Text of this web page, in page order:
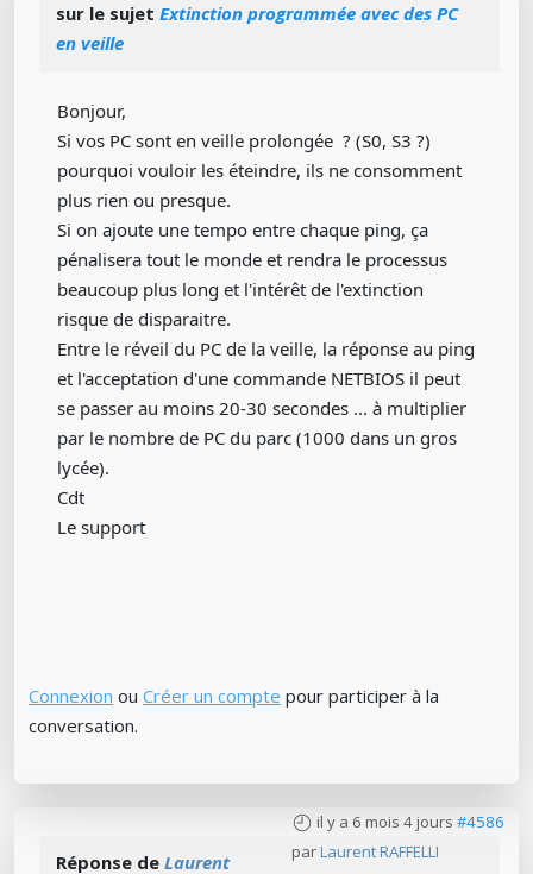
sur le sujet Extinction programmée avec des PC
en veille
Bonjour,
Si vos PC sont en veille prolongée ? (S0, S3 ?)
pourquoi vouloir les éteindre, ils ne consomment
plus rien ou presque.
Si on ajoute une tempo entre chaque ping, ça
pénalisera tout le monde et rendra le processus
beaucoup plus long et l'intérêt de l'extinction
risque de disparaitre.
Entre le réveil du PC de la veille, la réponse au ping
et l'acceptation d'une commande NETBIOS il peut
se passer au moins 20-30 secondes ... à multiplier
par le nombre de PC du parc (1000 dans un gros
lycée).
Cdt
Le support
Connexion ou Créer un compte pour participer à la
conversation.
il y a 6 mois 4 jours #4586
par Laurent RAFFELLI
Réponse de Laurent